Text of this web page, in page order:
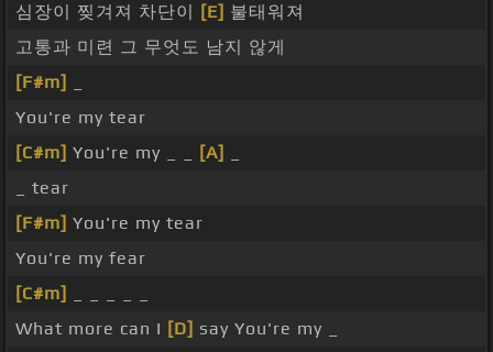
심장이 찢겨져 차단이
[E] 불태워져
고통과 미련 그 무엇도 남지 않게
[F#m]
You're my tear
[C#m] You're my _ _ [A]
_ tear
[F#m] You're my tear
You're my fear
[C#m]
What more can I [D] say You're my _